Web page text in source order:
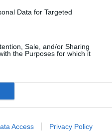
Data for Targeted
Sale, and/or Sharing
the Purposes for which it
Access Privacy Policy